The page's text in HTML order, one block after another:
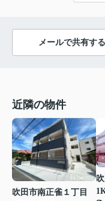
メールで共有する
近隣の物件
吹田市南正雀１丁目